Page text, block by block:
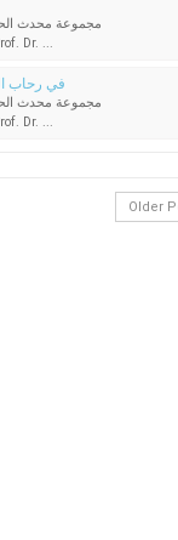
مجموعة محدث
Dr. ...
في رحاب
مجموعة محدث
Dr. ...
Older